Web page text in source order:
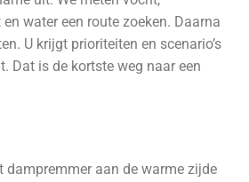
water een route zoeken. Daarna
U krijgt prioriteiten en scenario’s
Dat is de kortste weg naar een
aan de warme zijde